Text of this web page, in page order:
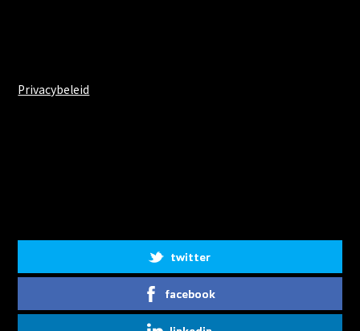
Privacybeleid
twitter
facebook